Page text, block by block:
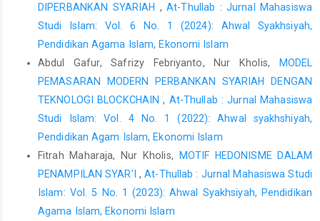
Khusaeri, Khusaeri, ‘Wakaf Produktif’, Al-A’raf : Jurnal Pemikiran
Islam dan Filsafat, vol. 12, no. 1, 2015, hlm. 77
Novitasari, Dias, ‘Pengaruh Wakaf Uang Tunai Produktif terhadap
Kesejahteraan Mauquf’alaih BWUT MUI DIY dengan
Menggunakan Pendekatan Model Cibest’, Jurnal Pendidikan dan
Ekonomi, vol. 7, no. 6, 2018.
Realita, T.N. and Y. Anggoro, ‘MENAKAR URGENSI
KOMERSIALISASI ASET WAKAF DALAM UPAYA MENINGKATKAN
NILAI MANFAAT ASET WAKAF’, Seminar Nasional …, 2019, hlm.
37–45
Sardin, Bertrand, Gérard Terrier, and Dominique Grouille,
‘SIGAPS, a French bibliometric score, and palliative medicine in
DIPERBANKAN SYARIAH ,At-Thullab : Jurnal Mahasiswa
Studi Islam: Vol. 6 No. 1 (2024): Ahwal Syakhsiyah,
Pendidikan Agama Islam, Ekonomi Islam
Abdul Gafur, Safrizy Febriyanto, Nur Kholis, MODEL
PEMASARAN MODERN PERBANKAN SYARIAH DENGAN
TEKNOLOGI BLOCKCHAIN, At-Thullab : Jurnal Mahasiswa
Studi Islam: Vol. 4 No. 1 (2022): Ahwal syakhshiyah,
Pendidikan Agam Islam, Ekonomi Islam
Fitrah Maharaja, Nur Kholis, MOTIF HEDONISME DALAM
PENAMPILAN SYAR'I ,At-Thullab : Jurnal Mahasiswa Studi
Islam: Vol. 5 No. 1 (2023): Ahwal Syakhsiyah, Pendidikan
Agama Islam, Ekonomi Islam